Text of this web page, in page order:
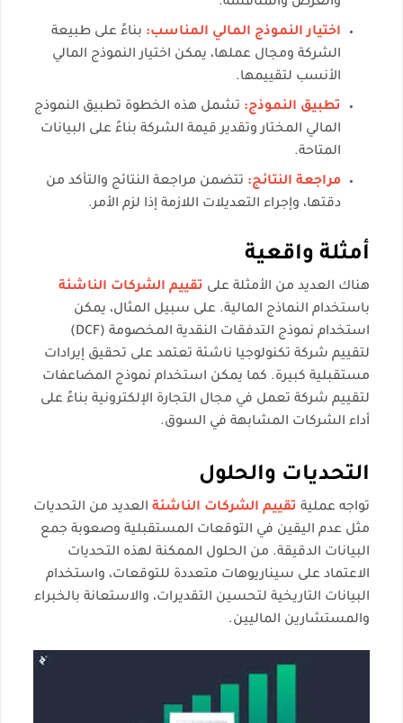
اختيار النموذج المالي المناسب: بناءً على طبيعة
الشركة ومجال عملها، يمكن اختيار النموذج المالي
الأنسب لتقييمها.
تطبيق النموذج: تشمل هذه الخطوة تطبيق النموذج
المالي المختار وتقدير قيمة الشركة بناءً على البيانات
المتاحة.
مراجعة النتائج: تتضمن مراجعة النتائج والتأكد من
دقتها، وإجراء التعديلات اللازمة إذا لزم الأمر.
أمثلة واقعية
هناك العديد من الأمثلة على تقييم الشركات الناشئة
باستخدام النماذج المالية. على سبيل المثال، يمكن
استخدام نموذج التدفقات النقدية المخصومة (DCF)
لتقييم شركة تكنولوجيا ناشئة تعتمد على تحقيق إيرادات
مستقبلية كبيرة. كما يمكن استخدام نموذج المضاعفات
لتقييم شركة تعمل في مجال التجارة الإلكترونية بناءً على
أداء الشركات المشابهة في السوق.
التحديات والحلول
تواجه عملية تقييم الشركات الناشئة العديد من التحديات
مثل عدم اليقين في التوقعات المستقبلية وصعوبة جمع
البيانات الدقيقة. من الحلول الممكنة لهذه التحديات
الاعتماد على سيناريوهات متعددة للتوقعات، واستخدام
البيانات التاريخية لتحسين التقديرات، والاستعانة بالخبراء
والمستشارين الماليين.